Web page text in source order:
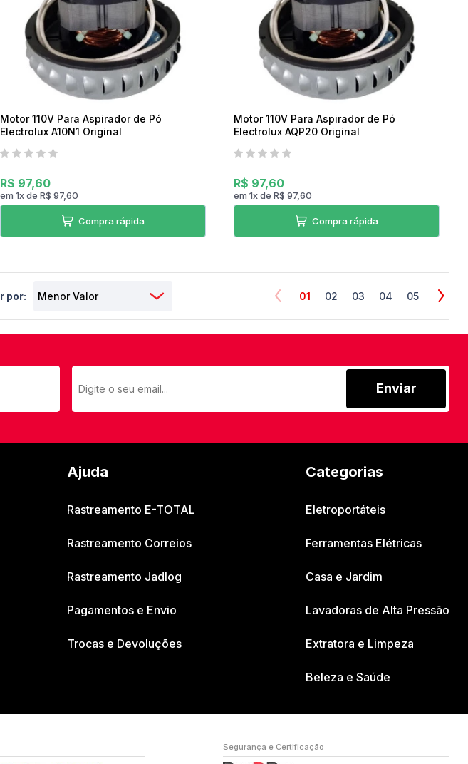
Motor 110V Para Aspirador de Pó
Electrolux A10N1 Original
R$ 97,60
em 1xde R$ 97,60
Compra rápida
Motor 110V Para Aspirador de Pó
Electrolux AQP20 Original
R$ 97,60
em 1xde R$ 97,60
Compra rápida
por: 01 02 03 04 05
Enviar
Ajuda
Rastreamento E-TOTAL
Rastreamento Correios
Rastreamento Jadlog
Pagamentos e Envio
Trocas e Devoluções
Categorias
Eletroportáteis
Ferramentas Elétricas
Casa e Jardim
Lavadoras de Alta Pressão
Extratora e Limpeza
Beleza e Saúde
Segurança e Certificação